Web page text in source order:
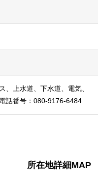
、上水道、下水道、電気、
話番号：080-9176-6484
所在地詳細MAP